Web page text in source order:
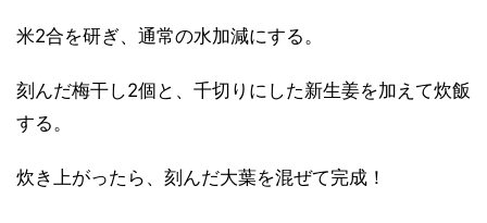
米2合を研ぎ、通常の水加減にする。
刻んだ梅干し2個と、千切りにした新生姜を加えて炊飯
する。
炊き上がったら、刻んだ大葉を混ぜて完成！